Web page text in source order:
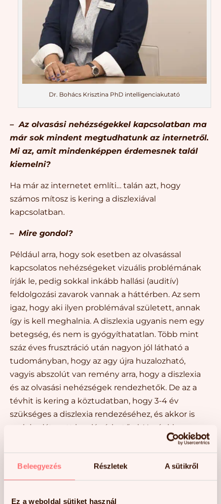
Beleegyezés Részletek A sütikről
Ez a weboldal sütiket használ
Dr. Bohács Krisztina PhD intelligenciakutató
– Az olvasási nehézségekkel kapcsolatban ma
már sok mindent megtudhatunk az internetről.
Mi az, amit mindenképpen érdemesnek talál
kiemelni?
Ha már az internetet említi… talán azt, hogy
számos mítosz is kering a diszlexiával
kapcsolatban.
– Mire gondol?
Például arra, hogy sok esetben az olvasással
kapcsolatos nehézségeket vizuális problémának
írják le, pedig sokkal inkább hallási (auditív)
feldolgozási zavarok vannak a háttérben. Az sem
igaz, hogy aki ilyen problémával született, annak
így is kell meghalnia. A diszlexia ugyanis nem egy
betegség, és nem is gyógyíthatatlan. Több mint
száz éves frusztráció után nagyon jól látható a
tudományban, hogy az agy újra huzalozható,
vagyis abszolút van remény arra, hogy a diszlexia
és az olvasási nehézségek rendezhetők. De az a
tévhit is kering a köztudatban, hogy 3-4 év
szükséges a diszlexia rendezéséhez, és akkor is
csak korlátozott javulás érhető el. Hazánkban
sajnos nagyon él az a tévképzet, hogy éveken
részlegesen vagy majdnem teljesen orvosolható
legyen ez a terület. Az sem helyt álló, hogy